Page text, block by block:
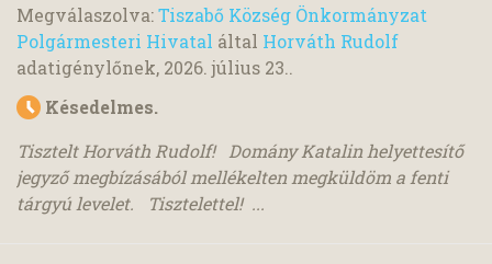
Megválaszolva:Tiszabő Község Önkormányzat
Polgármesteri Hivatal által Horváth Rudolf
adatigénylőnek, 2026. július 23..
Késedelmes.
Tisztelt Horváth Rudolf! Domány Katalin helyettesítő
jegyző megbízásából mellékelten megküldöm a fenti
tárgyú levelet. Tisztelettel! ...